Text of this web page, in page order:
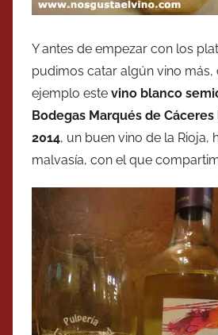
Y antes de empezar con los
pudimos catar algún vino
ejemplo este vino blanco
Bodegas Marqués de
2014, un buen vino de la Rioja,
malvasía, con el que